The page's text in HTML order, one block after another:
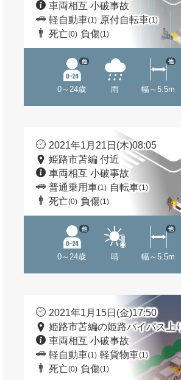
車両相互 小破事故
軽自動車(1) 原付自転車(1)
死亡(0) 負傷(1)
0～24歳
他
雨 幅～5.5m
他
2021年1月21日(木)08:05
姫路市苫編 付近
車両相互 小破事故
普通乗用車(1) 自転車(1)
死亡(0) 負傷(1)
0～24歳
他
晴 幅～5.5m
他
2021年1月15日(金)17:50
姫路市苫編の姫路バイパス上
車両相互 小破事故
軽自動車(1) 軽貨物車(1)
死亡(0) 負傷(1)